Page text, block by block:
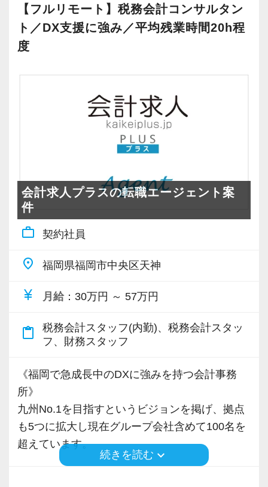
よく働ける環境づくりを大切にしています。
経験やスキルももちろん重要ですが、それ以上
に周囲への思いやりや感謝の気持ちを持ち、誠
えています。
・素直な姿勢で新しいことを学べる方
・周囲と協力しながら業務を進められる方
・お客様や仲間に対して誠実に対応できる方
方
また、当事務所ではDX化や業務改善などにも積
極的に取り組んでいます。
「まずはやってみる」
そんな姿勢をお持ちの方であれば、経験を活か
しながらさらに成長できる環境です。
てる仕事をしていきませんか。
★事務所の理念★
～事業の発展に寄与するために、公正で健全な
会計・税務を通じて、貢献できる価値を提供
し、人生豊かで幸せになるための力となること
《製販分離の社内体制》
製販分離体制を採用しており、経理の入力作業
は別部署が行います。
門スタッフも在籍しているため、本ポジション
は顧問先への相談対応・提案に集中できる環境
であり、ほぼペーパーレスで業務が可能です。
《働き方のイメージ》
業の経営者。
定期的に面談の機会を設け、会計資料をもとに
財務・税務・会計に関する相談対応や提案を行
います。
せ、保険やバックオフィス業務の効率化、事業
税務会計にとどまらずお客様のために総合的な
ご支援が可能な体制です。
1人30件程度からスタートし、将来的には40件
面談の際、お客様にご来社いただく「来社型」
を基本サービスとしているため、一般的な「訪
問型」の事務所と比べると1件あたりの負担は少
なくなります。
《一緒に働くメンバー》
【フルリモート】税務会計コンサルタン
ト／DX支援に強み／平均残業時間20h程
度
会計求人プラスの転職エージェント案
件
work_outline 契約社員
place 福岡県福岡市中央区天神
currency_yen 月給 ：30万円 ～ 57万円
content_paste
税務会計スタッフ(内勤)、税務会計スタッ
フ、財務スタッフ
《福岡で急成長中のDXに強みを持つ会計事務
所》
九州No.1を目指すというビジョンを掲げ、拠点
も5つに拡大し現在グループ会社含めて100名を
超えています。
続きを読む keyboard_arrow_down